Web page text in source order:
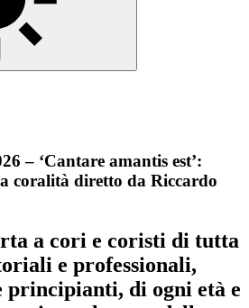
– ‘Cantare amantis est’:
coralità diretto da Riccardo
a cori e coristi di tutta
e professionali,
principianti, di ogni età e